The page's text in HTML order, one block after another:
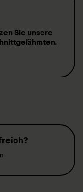
Sie unsere
.